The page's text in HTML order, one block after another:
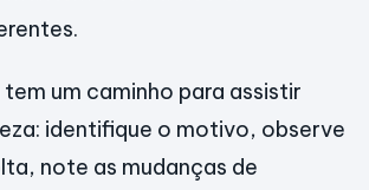
um caminho para assistir
identifique o motivo, observe
note as mudanças de